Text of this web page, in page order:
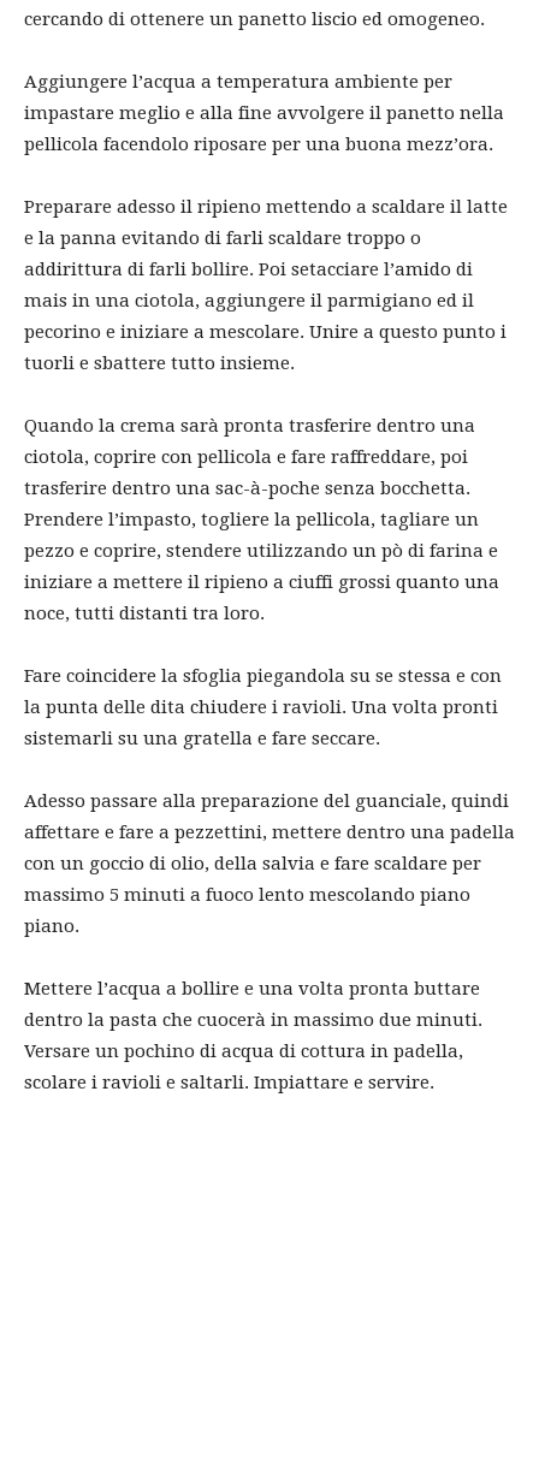
cercando di ottenere un panetto liscio ed omogeneo.
Aggiungere l’acqua a temperatura ambiente per
impastare meglio e alla fine avvolgere il panetto nella
pellicola facendolo riposare per una buona mezz’ora.
Preparare adesso il ripieno mettendo a scaldare il latte
e la panna evitando di farli scaldare troppo o
addirittura di farli bollire. Poi setacciare l’amido di
mais in una ciotola, aggiungere il parmigiano ed il
pecorino e iniziare a mescolare. Unire a questo punto i
tuorli e sbattere tutto insieme.
Quando la crema sarà pronta trasferire dentro una
ciotola, coprire con pellicola e fare raffreddare, poi
trasferire dentro una sac-à-poche senza bocchetta.
Prendere l’impasto, togliere la pellicola, tagliare un
pezzo e coprire, stendere utilizzando un pò di farina e
iniziare a mettere il ripieno a ciuffi grossi quanto una
noce, tutti distanti tra loro.
Fare coincidere la sfoglia piegandola su se stessa e con
la punta delle dita chiudere i ravioli. Una volta pronti
sistemarli su una gratella e fare seccare.
Adesso passare alla preparazione del guanciale, quindi
affettare e fare a pezzettini, mettere dentro una padella
con un goccio di olio, della salvia e fare scaldare per
massimo 5 minuti a fuoco lento mescolando piano
piano.
Mettere l’acqua a bollire e una volta pronta buttare
dentro la pasta che cuocerà in massimo due minuti.
Versare un pochino di acqua di cottura in padella,
scolare i ravioli e saltarli. Impiattare e servire.